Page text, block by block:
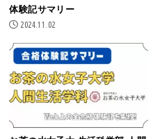
体験記サマリー
2024.11.02